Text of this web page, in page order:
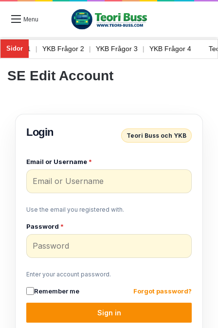
Menu
Sidor
Frågor 1 YKB Frågor 2 YKB Frågor 3 YKB Frågor 4
SE Edit Account
Login Teori Buss och YKB
Email or Username *
Use the email you registered with.
Password *
Enter your account password.
Remember me Forgot password?
Sign in